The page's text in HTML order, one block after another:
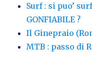
Surf : si puo’
GONFIABILE ?
Il Ginepraio
MTB : passo di